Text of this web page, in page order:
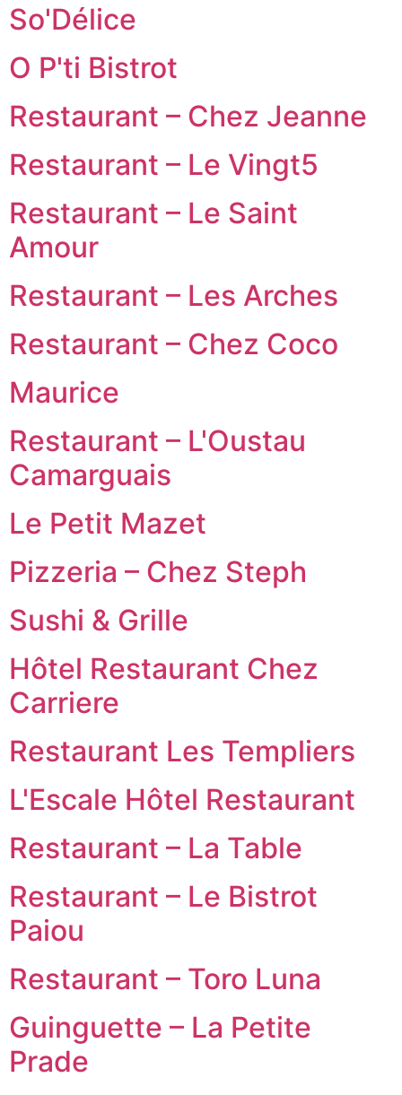
So'Délice
O P'ti Bistrot
Restaurant – Chez Jeanne
Restaurant – Le Vingt5
Restaurant – Le Saint
Amour
Restaurant – Les Arches
Restaurant – Chez Coco
Maurice
Restaurant – L'Oustau
Camarguais
Le Petit Mazet
Pizzeria – Chez Steph
Sushi & Grille
Hôtel Restaurant Chez
Carriere
Restaurant Les Templiers
L'Escale Hôtel Restaurant
Restaurant – La Table
Restaurant – Le Bistrot
Paiou
Restaurant – Toro Luna
Guinguette – La Petite
Prade